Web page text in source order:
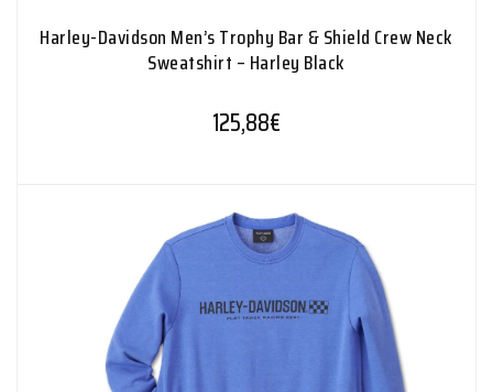
Harley-Davidson Men’s Trophy Bar & Shield Crew Neck
Sweatshirt – Harley Black
125,88€